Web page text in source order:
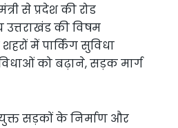
से प्रदेश की रोड
उत्तराखंड की विषम
में पार्किंग सुविधा
को बढ़ाने, सड़क मार्ग
सड़कों के निर्माण और